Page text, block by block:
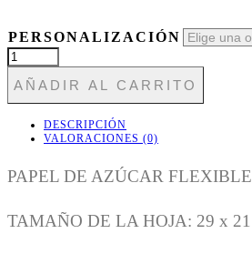
PERSONALIZACIÓN
T315
CONEJO
CON
GAFAS
CANTIDAD
AÑADIR AL CARRITO
DESCRIPCIÓN
VALORACIONES (0)
PAPEL DE AZÚCAR FLEXIBLE
TAMAÑO DE LA HOJA: 29 x 21